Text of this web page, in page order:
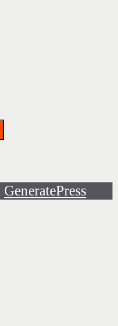
GeneratePress